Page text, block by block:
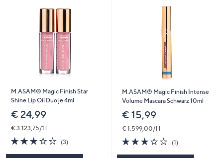
M.ASAM® Magic Finish Star
Shine Lip Oil Duo je 4ml
€ 24,99
€ 3.123,75/1 l
3.0
von
(3)3
M.ASAM® Magic Finish Intense
Volume Mascara Schwarz 10ml
€ 15,99
€ 1.599,00/1 l
3.0
von
(1)1